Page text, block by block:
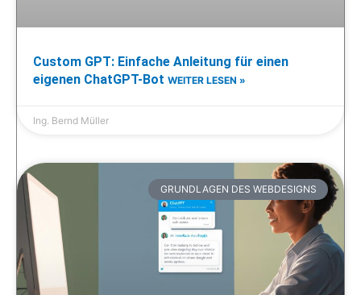
Custom GPT: Einfache Anleitung für einen
eigenen ChatGPT-Bot WEITER LESEN »
Ing. Bernd Müller
GRUNDLAGEN DES WEBDESIGNS